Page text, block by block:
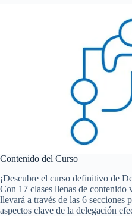
Contenido del Curso
¡Descubre el curso definitivo de
Con 17 clases llenas de contenido
llevará a través de las 6 secciones
aspectos clave de la delegación